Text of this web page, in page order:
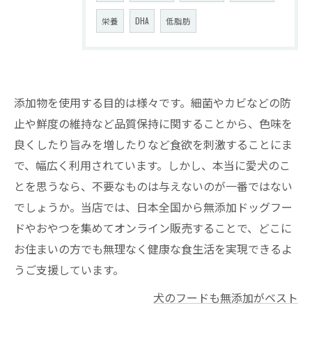
栄養 DHA 低脂肪
添加物を使用する目的は様々です。細菌やカビなどの防
止や鮮度の維持など品質保持に関することから、色味を
良くしたり旨みを増したりなど食欲を刺激することにま
で、幅広く利用されています。しかし、本当に愛犬のこ
とを思うなら、不要なものは与えないのが一番ではない
でしょうか。当店では、日本全国から無添加ドッグフー
ドやおやつを集めてオンライン販売することで、どこに
お住まいの方でも無理なく健康な食生活を実現できるよ
うご支援しています。
犬のフードも無添加がベスト